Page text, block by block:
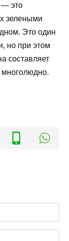
— это
зелеными
Это один
но при этом
составляет
многолюдно.